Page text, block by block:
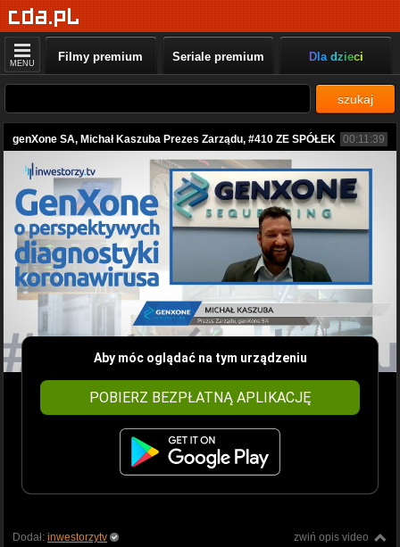
MENU Filmy premium Seriale premium Dla dzieci
szukaj
genXone SA, Michał Kaszuba Prezes Zarządu, #410 ZE SPÓŁEK 00:11:39
Aby móc oglądać na tym urządzeniu
POBIERZ BEZPŁATNĄ APLIKACJĘ
zwiń opis video
Dodał: inwestorzytv